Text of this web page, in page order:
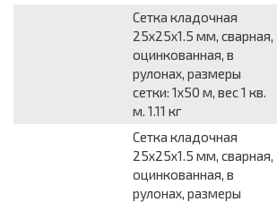
Сетка кладочная
25x25x1.5 мм, сварная,
оцинкованная, в
рулонах, размеры
сетки: 1x50 м, вес 1 кв.
м. 1.11 кг
Сетка кладочная
25x25x1.5 мм, сварная,
оцинкованная, в
рулонах, размеры